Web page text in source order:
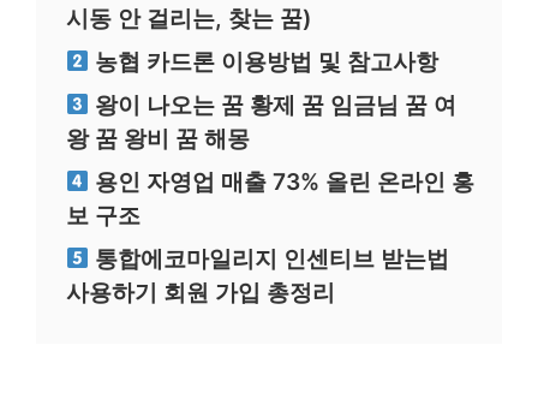
시동 안 걸리는, 찾는 꿈)
농협 카드론 이용방법 및 참고사항
왕이 나오는 꿈 황제 꿈 임금님 꿈 여
왕 꿈 왕비 꿈 해몽
용인 자영업 매출 73% 올린 온라인 홍
보 구조
통합에코마일리지 인센티브 받는법
사용하기 회원 가입 총정리